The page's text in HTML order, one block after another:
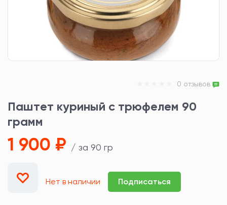
0 отзывов
Паштет куриный с трюфелем 90
грамм
1 900 ₽ / за 90 гр
Нет в наличии Подписаться